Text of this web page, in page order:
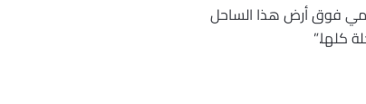
فوق أرض هذا الساحل
كلها.”